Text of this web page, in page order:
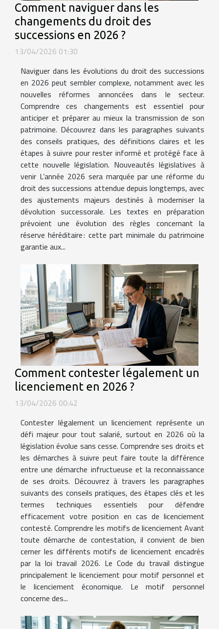
Comment naviguer dans les
changements du droit des
successions en 2026 ?
13/04/2026 01:30
Naviguer dans les évolutions du droit des successions
en 2026 peut sembler complexe, notamment avec les
nouvelles réformes annoncées dans le secteur.
Comprendre ces changements est essentiel pour
anticiper et préparer au mieux la transmission de son
patrimoine. Découvrez dans les paragraphes suivants
des conseils pratiques, des définitions claires et les
étapes à suivre pour rester informé et protégé face à
cette nouvelle législation. Nouveautés législatives à
venir L’année 2026 sera marquée par une réforme du
droit des successions attendue depuis longtemps, avec
des ajustements majeurs destinés à moderniser la
dévolution successorale. Les textes en préparation
prévoient une évolution des règles concernant la
réserve héréditaire : cette part minimale du patrimoine
garantie aux...
Comment contester légalement un
licenciement en 2026 ?
13/04/2026 00:42
Contester légalement un licenciement représente un
défi majeur pour tout salarié, surtout en 2026 où la
législation évolue sans cesse. Comprendre ses droits et
les démarches à suivre peut faire toute la différence
entre une démarche infructueuse et la reconnaissance
de ses droits. Découvrez à travers les paragraphes
suivants des conseils pratiques, des étapes clés et les
termes techniques essentiels pour défendre
efficacement votre position en cas de licenciement
contesté. Comprendre les motifs de licenciement Avant
toute démarche de contestation, il convient de bien
cerner les différents motifs de licenciement encadrés
par la loi travail 2026. Le Code du travail distingue
principalement le licenciement pour motif personnel et
le licenciement économique. Le motif personnel
concerne des...